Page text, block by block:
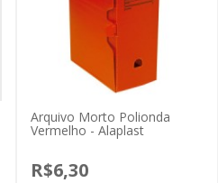
Arquivo Morto Polionda
Vermelho - Alaplast
R$6,30